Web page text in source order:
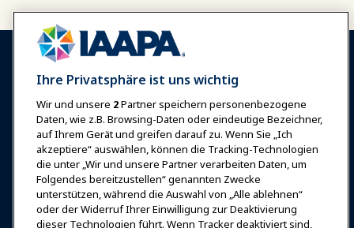
Anmelden Jetzt beitreten
Auszeichnungen Karrieren
Kontakt
Expos & Veranstaltungen
News & Funwelt
Ihre Privatsphäre ist uns wichtig
Wir und unsere 2Partner speichern personenbezogene
Daten, wie z.B. Browsing-Daten oder eindeutige Bezeichner,
auf Ihrem Gerät und greifen darauf zu. Wenn Sie „Ich
akzeptiere“ auswählen, können die Tracking-Technologien
die unter „Wir und unsere Partner verarbeiten Daten, um
Folgendes bereitzustellen“ genannten Zwecke
unterstützen, während die Auswahl von „Alle ablehnen“
oder der Widerruf Ihrer Einwilligung zur Deaktivierung
dieser Technologien führt. Wenn Tracker deaktiviert sind,